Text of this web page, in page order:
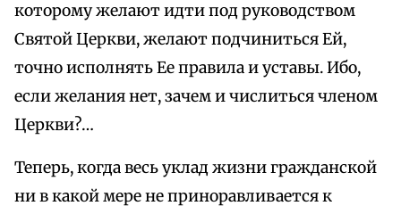
которому желают идти под руководством
Святой Церкви, желают подчиниться Ей,
точно исполнять Ее правила и уставы. Ибо,
если желания нет, зачем и числиться членом
Церкви?…
Теперь, когда весь уклад жизни гражданской
ни в какой мере не приноравливается к